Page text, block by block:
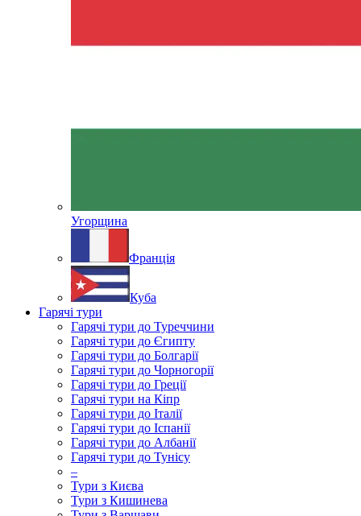
Угорщина
Франція
Куба
Гарячі тури
Гарячі тури до Туреччини
Гарячі тури до Єгипту
Гарячі тури до Болгарії
Гарячі тури до Чорногорії
Гарячі тури до Греції
Гарячі тури на Кіпр
Гарячі тури до Італії
Гарячі тури до Іспанії
Гарячі тури до Албанії
Гарячі тури до Тунісу
–
Тури з Києва
Тури з Кишинева